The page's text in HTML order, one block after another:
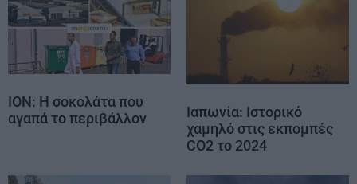
ΙΟΝ: Η σοκολάτα που
αγαπά το περιβάλλον
Ιαπωνία: Ιστορικό
χαμηλό στις εκπομπές
CΟ2 το 2024